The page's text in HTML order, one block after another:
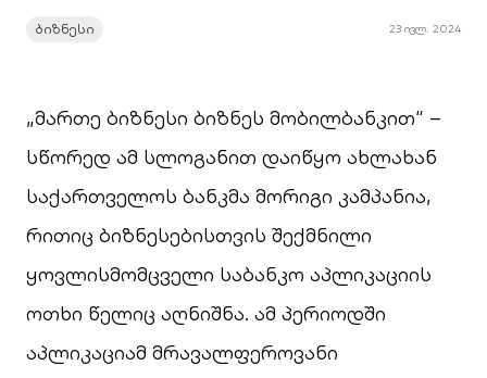
ბიზნესი 23 ივლ. 2024
„მართე ბიზნესი ბიზნეს მობილბანკით“ –
სწორედ ამ სლოგანით დაიწყო ახლახან
საქართველოს ბანკმა მორიგი კამპანია,
რითიც ბიზნესებისთვის შექმნილი
ყოვლისმომცველი საბანკო აპლიკაციის
ოთხი წელიც აღნიშნა. ამ პერიოდში
აპლიკაციამ მრავალფეროვანი